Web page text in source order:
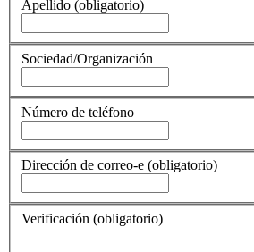
Apellido (obligatorio)
Sociedad/Organización
Número de teléfono
Dirección de correo-e (obligatorio)
Verificación (obligatorio)